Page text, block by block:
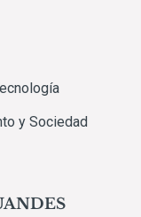
y Sociedad